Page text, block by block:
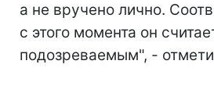
а не вручено лично.
с этого момента он
подозреваемым", -